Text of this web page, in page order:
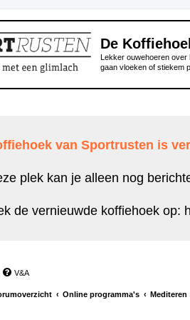
De
Lekker ouwehoeren over
gaan vloeken of stiekem
van Sportrusten is
plek kan je alleen nog
de vernieuwde koffiehoek op:
V&A
Online programma's Mediteren